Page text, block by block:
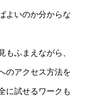
よいのか分からな
もふまえながら、
のアクセス方法を
に試せるワークも